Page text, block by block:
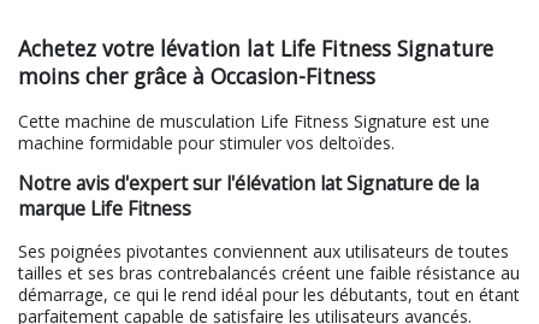
Achetez votre lévation lat Life Fitness Signature
moins cher grâce à Occasion-Fitness
Cette machine de musculation Life Fitness Signature est une
machine formidable pour stimuler vos deltoïdes.
Notre avis d'expert sur l'élévation lat Signature de la
marque Life Fitness
Ses poignées pivotantes conviennent aux utilisateurs de toutes
tailles et ses bras contrebalancés créent une faible résistance au
démarrage, ce qui le rend idéal pour les débutants, tout en étant
parfaitement capable de satisfaire les utilisateurs avancés.